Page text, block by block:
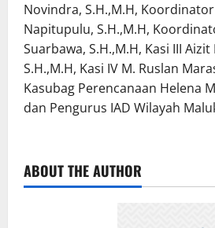
Novindra, S.H.,M.H,
Napitupulu, S.H.,M.H,
Suarbawa, S.H.,M.H, Kasi III
S.H.,M.H, Kasi IV M. Ruslan
Kasubag Perencanaan Helena
dan Pengurus IAD Wilayah
ABOUT THE AUTHOR